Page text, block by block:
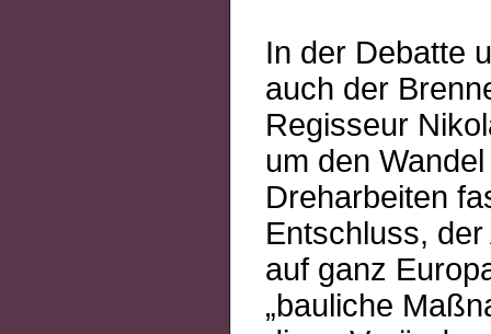
In der Debatte
auch der
Regisseur
um den
Dreharbeiten
Entschluss,
auf ganz
„bauliche